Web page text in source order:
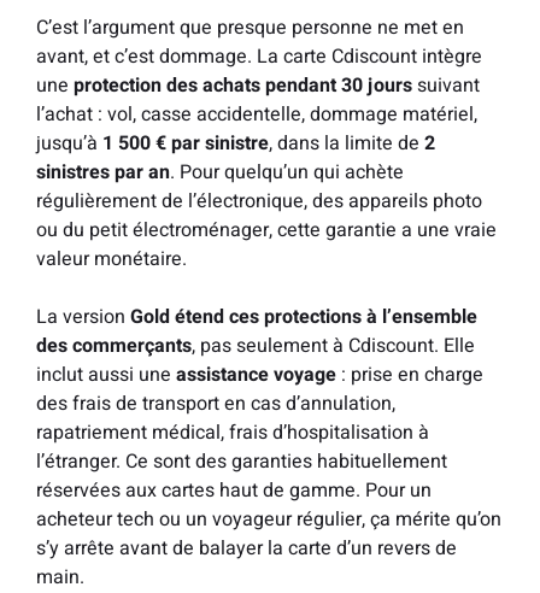
C’est l’argument que presque personne ne met en
avant, et c’est dommage. La carte Cdiscount intègre
une protection des achats pendant 30 jourssuivant
l’achat : vol, casse accidentelle, dommage matériel,
jusqu’à 1 500 € par sinistre, dans la limite de 2
sinistres par an. Pour quelqu’un qui achète
régulièrement de l’électronique, des appareils photo
ou du petit électroménager, cette garantie a une vraie
valeur monétaire.
La version Gold étend ces protections à l’ensemble
des commerçants, pas seulement à Cdiscount. Elle
inclut aussi une assistance voyage : prise en charge
des frais de transport en cas d’annulation,
rapatriement médical, frais d’hospitalisation à
l’étranger. Ce sont des garanties habituellement
réservées aux cartes haut de gamme. Pour un
acheteur tech ou un voyageur régulier, ça mérite qu’on
s’y arrête avant de balayer la carte d’un revers de
main.